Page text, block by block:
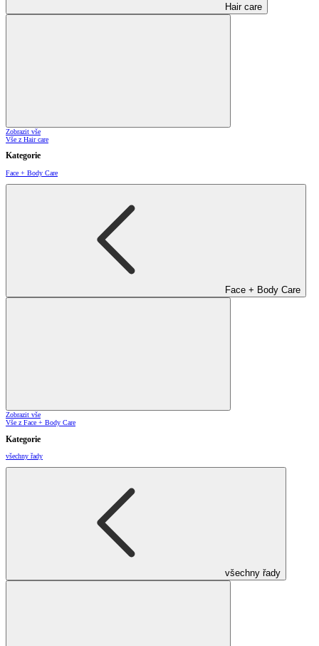
Hair care
Zobrazit vše
Vše z Hair care
Kategorie
Face + Body Care
Face + Body Care
Zobrazit vše
Vše z Face + Body Care
Kategorie
všechny řady
všechny řady